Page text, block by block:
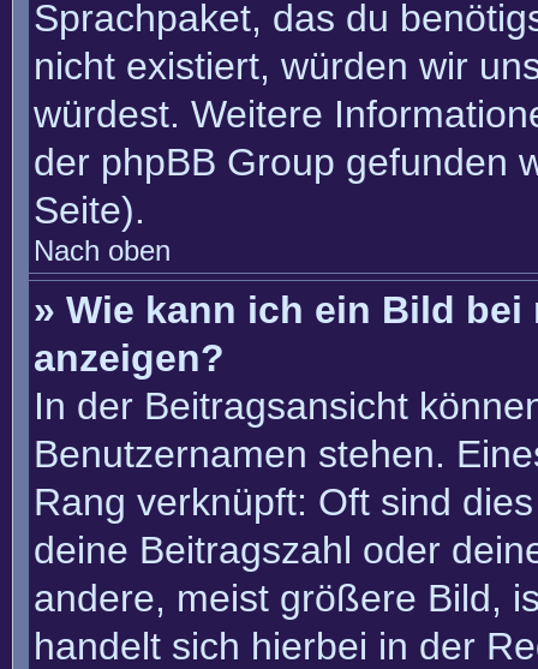
Sprachpaket, das du
nicht existiert, würden wir
würdest. Weitere
der phpBB Group gefunden
Seite).
Nach oben
» Wie kann ich ein Bild bei
anzeigen?
In der Beitragsansicht
Benutzernamen stehen.
Rang verknüpft: Oft sind
deine Beitragszahl oder
andere, meist größere Bild,
handelt sich hierbei in der